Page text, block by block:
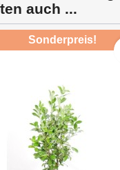
auch ...
Sonderpreis!